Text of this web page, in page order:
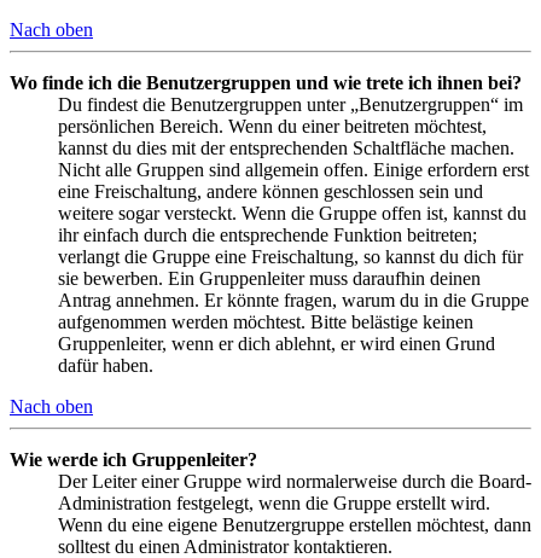
Nach oben
Wo finde ich die Benutzergruppen und wie trete ich ihnen bei?
Du findest die Benutzergruppen unter „Benutzergruppen“ im
persönlichen Bereich. Wenn du einer beitreten möchtest,
kannst du dies mit der entsprechenden Schaltfläche machen.
Nicht alle Gruppen sind allgemein offen. Einige erfordern erst
eine Freischaltung, andere können geschlossen sein und
weitere sogar versteckt. Wenn die Gruppe offen ist, kannst du
ihr einfach durch die entsprechende Funktion beitreten;
verlangt die Gruppe eine Freischaltung, so kannst du dich für
sie bewerben. Ein Gruppenleiter muss daraufhin deinen
Antrag annehmen. Er könnte fragen, warum du in die Gruppe
aufgenommen werden möchtest. Bitte belästige keinen
Gruppenleiter, wenn er dich ablehnt, er wird einen Grund
dafür haben.
Nach oben
Wie werde ich Gruppenleiter?
Der Leiter einer Gruppe wird normalerweise durch die Board-
Administration festgelegt, wenn die Gruppe erstellt wird.
Wenn du eine eigene Benutzergruppe erstellen möchtest, dann
solltest du einen Administrator kontaktieren.